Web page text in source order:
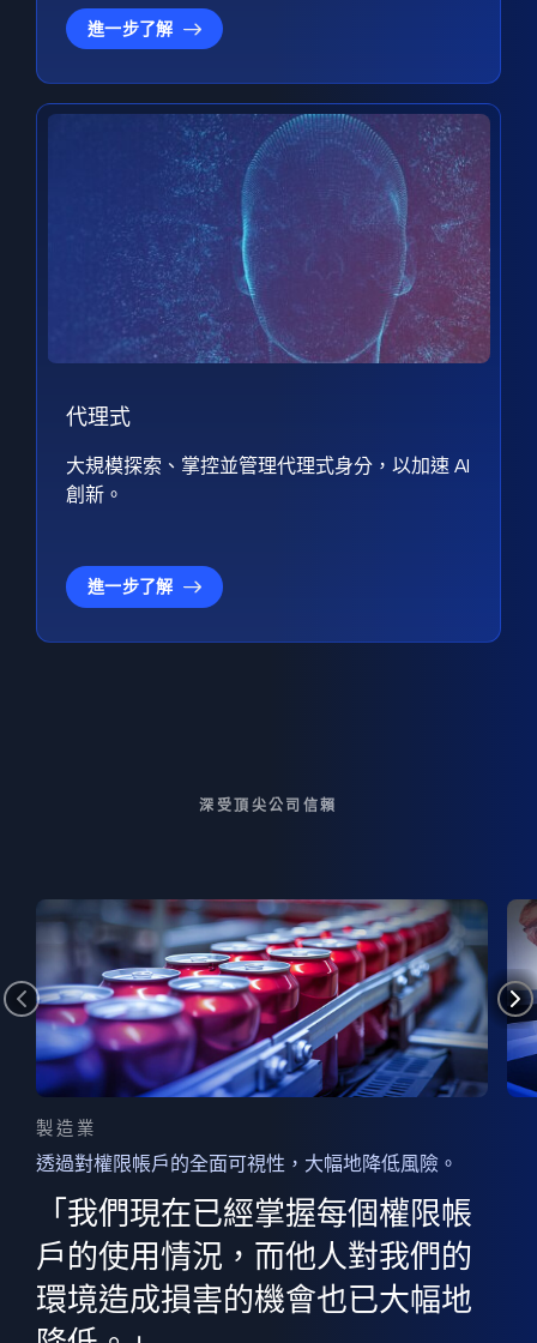
進一步了解
代理式
大規模探索、掌控並管理代理式身分，以加速 AI
創新。
進一步了解
深受頂尖公司信賴
製造業
透過對權限帳戶的全面可視性，大幅地降低風險。
「我們現在已經掌握每個權限帳
戶的使用情況，而他人對我們的
環境造成損害的機會也已大幅地